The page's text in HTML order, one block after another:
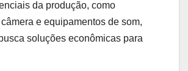
da produção, como
e equipamentos de som,
soluções econômicas para